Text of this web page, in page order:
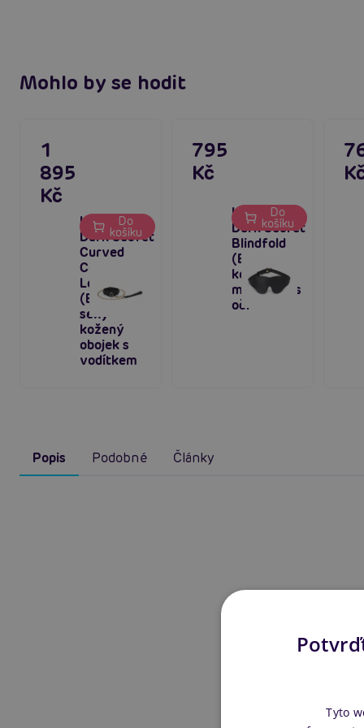
Mohlo by se hodit
Liebe Seele
Dark Secret
Curved
Collar &
Leash
(Black),
sexy
kožený
obojek s
vodítkem
1
895
Kč
Do
košíku
Liebe Seele
Dark Secret
Blindfold
(Black),
kožená
maska přes
oči
795
Kč
Do
košíku
Popis Podobné Články
Tyto